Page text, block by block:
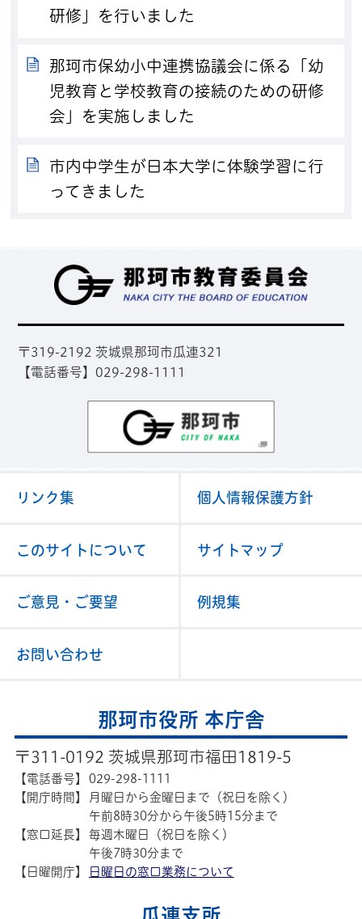
研修」を行いました
那珂市保幼小中連携協議会に係る「幼
児教育と学校教育の接続のための研修
会」を実施しました
市内中学生が日本大学に体験学習に行
ってきました
〒319-2192 茨城県那珂市瓜連321
【電話番号】029-298-1111
リンク集 個人情報保護方針
このサイトについて サイトマップ
ご意見・ご要望 例規集
お問い合わせ
那珂市役所 本庁舎
〒311-0192 茨城県那珂市福田1819-5
【電話番号】
029-298-1111
【開庁時間】
月曜日から金曜日まで（祝日を除く）
午前8時30分から午後5時15分まで
【窓口延長】
毎週木曜日（祝日を除く）
午後7時30分まで
【日曜開庁】
日曜日の窓口業務について